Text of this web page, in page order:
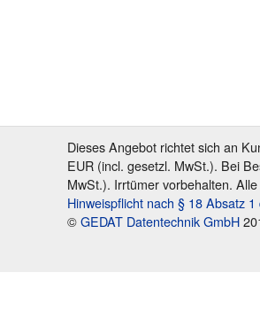
Dieses Angebot richtet sich an
EUR (incl. gesetzl. MwSt.). Bei
MwSt.). Irrtümer vorbehalten.
Hinweispflicht nach § 18 Absatz
©GEDAT Datentechnik GmbH